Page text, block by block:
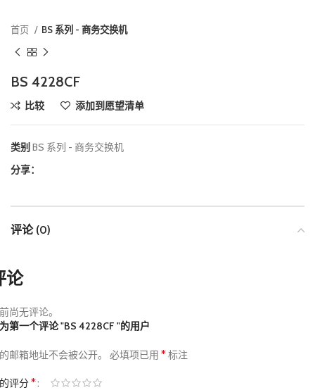
首页 BS 系列 - 商务交换机
BS 4228CF
比较 添加到愿望清单
类别 BS 系列 - 商务交换机
分享：
评论 (0)
论
尚无评论。
第一个评论 "BS 4228CF "的用户
邮箱地址不会被公开。 必填项已用 *标注
评分*